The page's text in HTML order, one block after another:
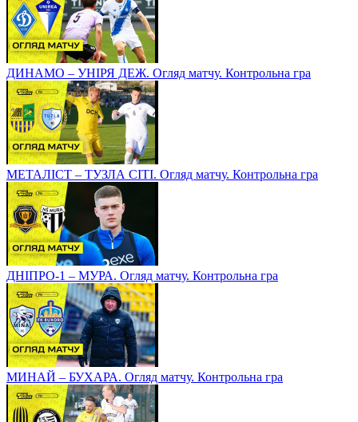
ДИНАМО – УНІРЯ ДЕЖ. Огляд матчу. Контрольна гра
МЕТАЛІСТ – ТУЗЛА СІТІ. Огляд матчу. Контрольна гра
ДНІПРО-1 – МУРА. Огляд матчу. Контрольна гра
МИНАЙ – БУХАРА. Огляд матчу. Контрольна гра